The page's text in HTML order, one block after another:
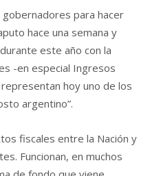
gobernadores para hacer
hace una semana y
este año con la
-en especial Ingresos
hoy uno de los
argentino”.
fiscales entre la Nación y
Funcionan, en muchos